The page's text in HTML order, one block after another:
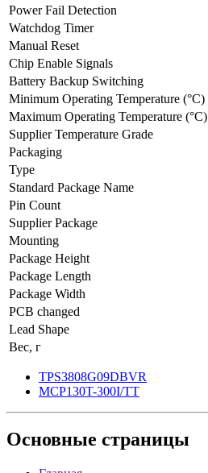
Power Fail Detection
Watchdog Timer
Manual Reset
Chip Enable Signals
Battery Backup Switching
Minimum Operating Temperature (°C)
Maximum Operating Temperature (°C)
Supplier Temperature Grade
Packaging
Type
Standard Package Name
Pin Count
Supplier Package
Mounting
Package Height
Package Length
Package Width
PCB changed
Lead Shape
Вес, г
TPS3808G09DBVR
MCP130T-300I/TT
Основные страницы